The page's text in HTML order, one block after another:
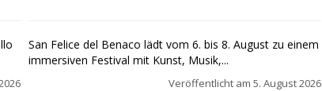
San Felice del Benaco lädt vom 6. bis 8. August zu einem
immersiven Festival mit Kunst, Musik,...
Veröffentlicht am 5. August 2026